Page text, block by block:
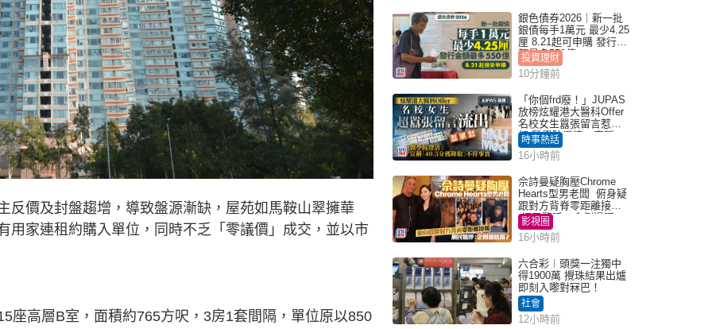
反價及封盤趨增，導致盤源漸缺，屋苑如馬鞍山翠擁華
用家連租約購入單位，同時不乏「零議價」成交，並以市
座高層B室，面積約765方呎，3房1套間隔，單位原以850
銀色債券2026｜新一批
銀債每手1萬元 最少4.25
厘 8.21起可申購 發行金
額最多550億
投資理財
10分鐘前
「你個frd廢！」JUPAS
放榜炫耀港大醫科Offer
名校女生囂張留言惹眾
怒 醫學院澄清：宣稱
「40.5分獲錄取」不符事
實｜Juicy叮
時事熱話
16小時前
佘詩曼疑胸壓Chrome
Hearts型男老闆 俯身疑
跟對方背脊零距離接觸
網民驚呼：企側邊唔
得？
影視圈
16小時前
六合彩︱頭獎一注獨中
得1900萬 攪珠結果出爐
即刻入嚟對冧巴！
社會
12小時前